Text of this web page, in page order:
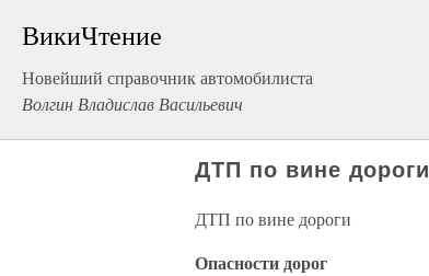
ВикиЧтение
Новейший справочник автомобилиста
Волгин Владислав Васильевич
ДТП по вине дороги
ДТП по вине дороги
Опасности дорог